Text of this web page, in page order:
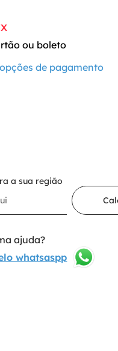
ou boleto
de pagamento
a sua região
ajuda?
whatsaspp